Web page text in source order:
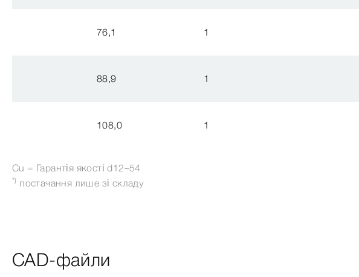
76,1 1
88,9 1
108,0 1
Cu = Гарантія якості d12–54
*) постачання лише зі складу
CAD-файли